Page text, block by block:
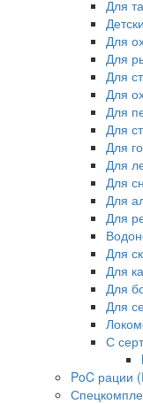
Для
Для
Для
Для
Для
Для
Для
Для
Для
Для
Для
Для
Для
Для
Для
Для
С
PoC рации